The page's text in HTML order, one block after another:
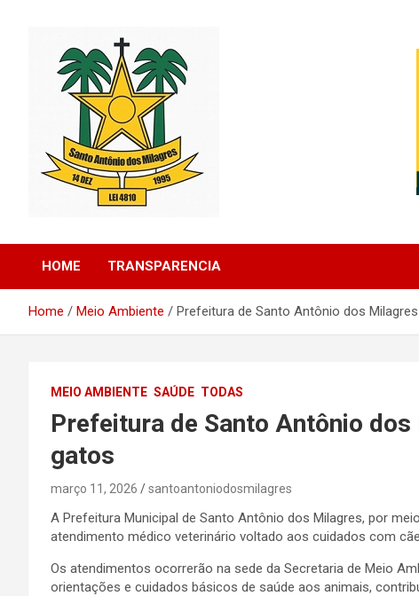
Prefeitura de Santo
Antonio dos Milagres
HOME TRANSPARENCIA
Home Meio Ambiente Prefeitura de Santo Antônio dos
MEIO AMBIENTE SAÚDE TODAS
Prefeitura de Santo Antônio
gatos
março 11, 2026 santoantoniodosmilagres
A Prefeitura Municipal de Santo Antônio dos Milagres, por
atendimento médico veterinário voltado aos cuidados com
Os atendimentos ocorrerão na sede da Secretaria de Meio
orientações e cuidados básicos de saúde aos animais,